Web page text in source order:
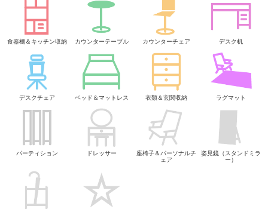
食器棚＆キッチン収納 カウンターテーブル カウンターチェア デスク机
デスクチェア ベッド＆マットレス 衣類＆玄関収納 ラグマット
パーティション ドレッサー
座椅子＆パーソナルチ
ェア
姿見鏡（スタンドミラ
ー）